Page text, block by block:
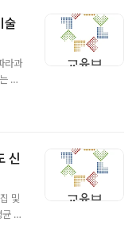
술
라과
파
신
과
수
원
기
로
신
및
경